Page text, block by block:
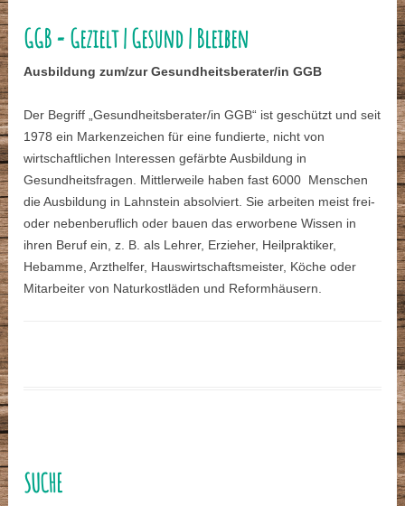
GGB = Gezielt | Gesund | Bleiben
Ausbildung zum/zur Gesundheitsberater/in GGB
Der Begriff „Gesundheitsberater/in GGB“ ist geschützt und seit
1978 ein Markenzeichen für eine fundierte, nicht von
wirtschaftlichen Interessen gefärbte Ausbildung in
Gesundheitsfragen. Mittlerweile haben fast 6000 Menschen
die Ausbildung in Lahnstein absolviert. Sie arbeiten meist frei-
oder nebenberuflich oder bauen das erworbene Wissen in
ihren Beruf ein, z. B. als Lehrer, Erzieher, Heilpraktiker,
Hebamme, Arzthelfer, Hauswirtschaftsmeister, Köche oder
Mitarbeiter von Naturkostläden und Reformhäusern.
SUCHE